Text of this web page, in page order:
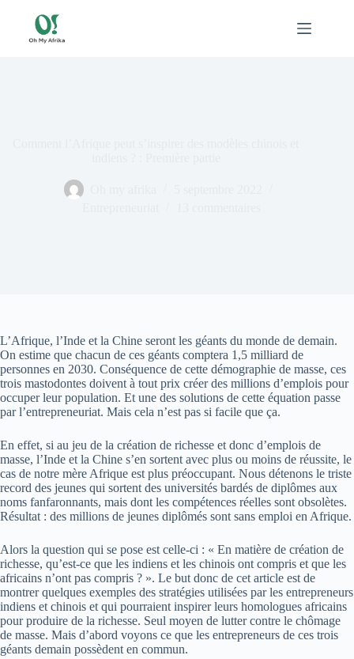
contenu
L’Afrique, l’Inde et la Chine seront les géants du monde de demain.
On estime que chacun de ces géants comptera 1,5 milliard de
personnes en 2030. Conséquence de cette démographie de masse, ces
trois mastodontes doivent à tout prix créer des millions d’emplois pour
occuper leur population. Et une des solutions de cette équation passe
par l’entrepreneuriat. Mais cela n’est pas si facile que ça.
En effet, si au jeu de la création de richesse et donc d’emplois de
masse, l’Inde et la Chine s’en sortent avec plus ou moins de réussite, le
cas de notre mère Afrique est plus préoccupant. Nous détenons le triste
record des jeunes qui sortent des universités bardés de diplômes aux
noms fanfaronnants, mais dont les compétences réelles sont obsolètes.
Résultat : des millions de jeunes diplômés sont sans emploi en Afrique.
Alors la question qui se pose est celle-ci : « En matière de création de
richesse, qu’est-ce que les indiens et les chinois ont compris et que les
africains n’ont pas compris ? ». Le but donc de cet article est de
montrer quelques exemples des stratégies utilisées par les entrepreneurs
indiens et chinois et qui pourraient inspirer leurs homologues africains
pour produire de la richesse. Seul moyen de lutter contre le chômage
de masse. Mais d’abord voyons ce que les entrepreneurs de ces trois
géants demain possèdent en commun.